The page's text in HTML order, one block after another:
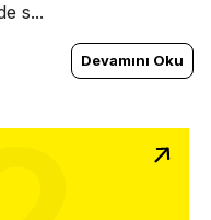
s...
Devamını Oku